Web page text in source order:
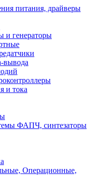
питания, драйверы
и генераторы
вывода
и тока
ФАПЧ, синтезаторы
Операционные,